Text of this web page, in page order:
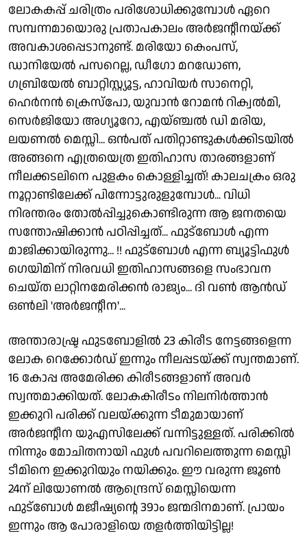
ലോകകപ്പ് ചരിത്രം പരിശോധിക്കുമ്പോൾ ഏറെ
സമ്പന്നമായൊരു പ്രതാപകാലം അർജൻ്റീനയ്ക്ക്
അവകാശപ്പെടാനുണ്ട്. മരിയോ കെംപസ്,
ഡാനിയേൽ പസറെല്ല, ഡീഗോ മറഡോണ,
ഗബ്രിയേൽ ബാറ്റിസ്റ്റ്യൂട്ട, ഹാവിയർ സാനെറ്റി,
ഹെർനൻ ക്രെസ്പോ, യുവാൻ റോമൻ റിക്വൽമി,
സെർജിയോ അഗ്യൂറോ, എയ്ഞ്ചൽ ഡി മരിയ,
ലയണൽ മെസ്സി... ഒൻപത് പതിറ്റാണ്ടുകൾക്കിടയിൽ
അങ്ങനെ എത്രയെത്ര ഇതിഹാസ താരങ്ങളാണ്
നീലക്കടലിനെ പുളകം കൊള്ളിച്ചത്! കാലചക്രം ഒരു
നൂറ്റാണ്ടിലേക്ക് പിന്നോട്ടുരുളുമ്പോൾ... വിധി
നിരന്തരം തോൽപ്പിച്ചുകൊണ്ടിരുന്ന ആ ജനതയെ
സന്തോഷിക്കാൻ പഠിപ്പിച്ചത്... ഫുട്ബോൾ എന്ന
മാജിക്കായിരുന്നു... !! ഫുട്ബോൾ എന്ന ബ്യൂട്ടിഫുൾ
ഗെയിമിന് നിരവധി ഇതിഹാസങ്ങളെ സംഭാവന
ചെയ്ത ലാറ്റിനമേരിക്കൻ രാജ്യം... ദി വൺ ആൻഡ്
ഒൺലി 'അർജൻ്റീന'...
അന്താരാഷ്ട്ര ഫുടബോളിൽ 23 കിരീട നേട്ടങ്ങളെന്ന
ലോക റെക്കോർഡ് ഇന്നും നീലപ്പടയ്ക്ക് സ്വന്തമാണ്.
16 കോപ്പ അമേരിക്ക കിരീടങ്ങളാണ് അവർ
സ്വന്തമാക്കിയത്. ലോകകിരീടം നിലനിർത്താൻ
ഇക്കുറി പരിക്ക് വലയ്ക്കുന്ന ടീമുമായാണ്
അർജൻ്റീന യുഎസിലേക്ക് വന്നിട്ടുള്ളത്. പരിക്കിൽ
നിന്നും മോചിതനായി ഫുൾ പവറിലെത്തുന്ന മെസ്സി
ടീമിനെ ഇക്കുറിയും നയിക്കും. ഈ വരുന്ന ജൂൺ
24ന് ലിയോണൽ ആന്ദ്രെസ് മെസ്സിയെന്ന
ഫുട്ബോൾ മജീഷ്യൻ്റെ 39ാം ജന്മദിനമാണ്. പ്രായം
ഇന്നും ആ പോരാളിയെ തളർത്തിയിട്ടില്ല!